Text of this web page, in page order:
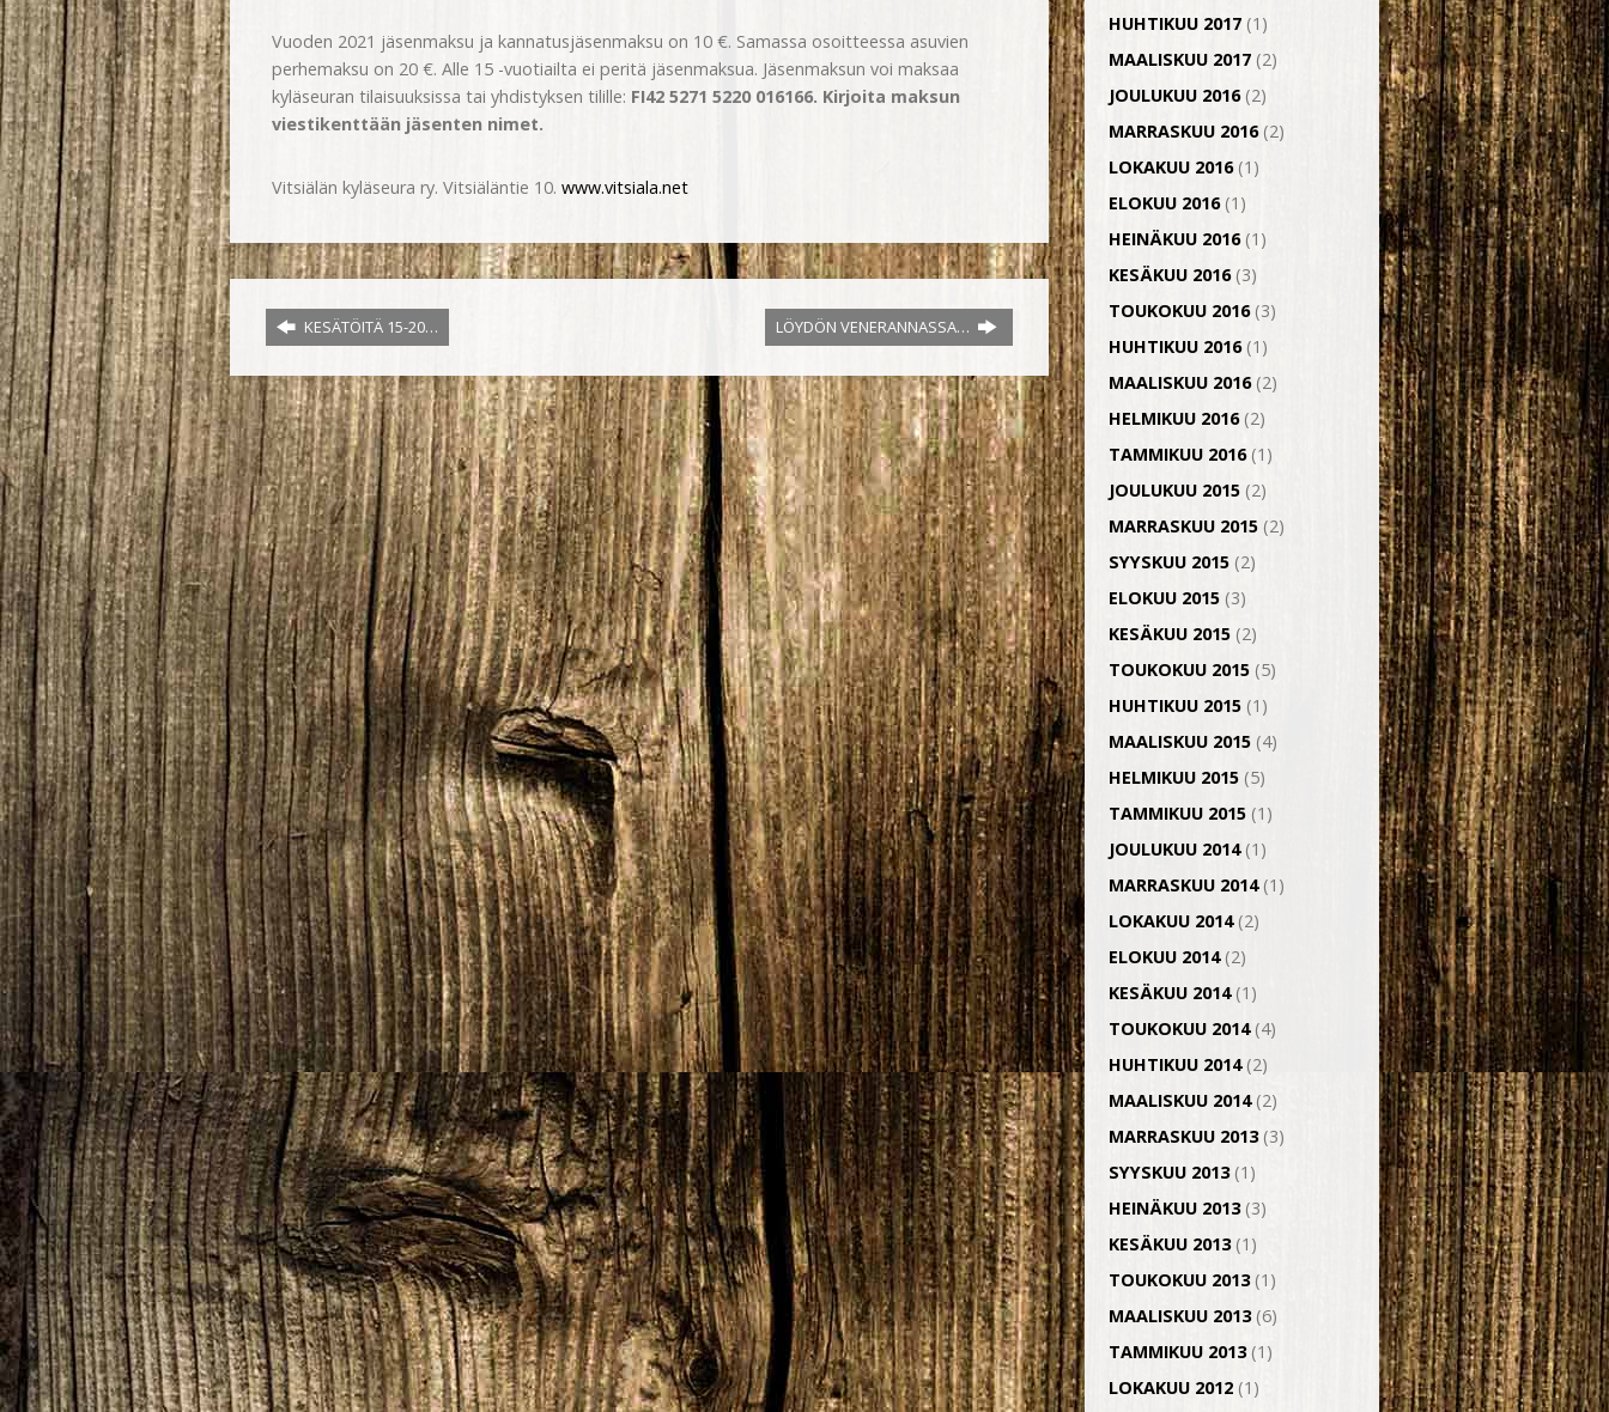
Vuoden 2021 jäsenmaksu ja kannatusjäsenmaksu on 10 €. Samassa osoitteessa asuvien
perhemaksu on 20 €. Alle 15 -vuotiailta ei peritä jäsenmaksua. Jäsenmaksun voi maksaa
kyläseuran tilaisuuksissa tai yhdistyksen tilille: FI42 5271 5220 016166. Kirjoita maksun
viestikenttään jäsenten nimet.
Vitsiälän kyläseura ry. Vitsiäläntie 10. www.vitsiala.net
KESÄTÖITÄ 15-20… LÖYDÖN VENERANNASSA…
HUHTIKUU 2017 (1)
MAALISKUU 2017 (2)
JOULUKUU 2016(2)
MARRASKUU 2016(2)
LOKAKUU 2016(1)
ELOKUU 2016(1)
HEINÄKUU 2016(1)
KESÄKUU 2016(3)
TOUKOKUU 2016(3)
HUHTIKUU 2016(1)
MAALISKUU 2016(2)
HELMIKUU 2016(2)
TAMMIKUU 2016(1)
JOULUKUU 2015 (2)
MARRASKUU 2015 (2)
SYYSKUU 2015 (2)
ELOKUU 2015 (3)
KESÄKUU 2015 (2)
TOUKOKUU 2015 (5)
HUHTIKUU 2015 (1)
MAALISKUU 2015 (4)
HELMIKUU 2015 (5)
TAMMIKUU 2015 (1)
JOULUKUU 2014(1)
MARRASKUU 2014(1)
LOKAKUU 2014(2)
ELOKUU 2014(2)
KESÄKUU 2014(1)
TOUKOKUU 2014(4)
HUHTIKUU 2014(2)
MAALISKUU 2014(2)
MARRASKUU 2013(3)
SYYSKUU 2013(1)
HEINÄKUU 2013(3)
KESÄKUU 2013(1)
TOUKOKUU 2013(1)
MAALISKUU 2013(6)
TAMMIKUU 2013(1)
LOKAKUU 2012 (1)